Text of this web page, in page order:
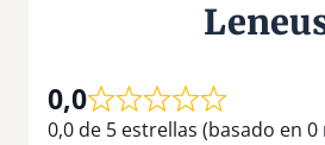
0,0
0,0 de 5 estrellas (basado en 0